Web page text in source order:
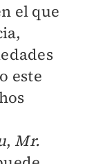
el que
este
, Mr.